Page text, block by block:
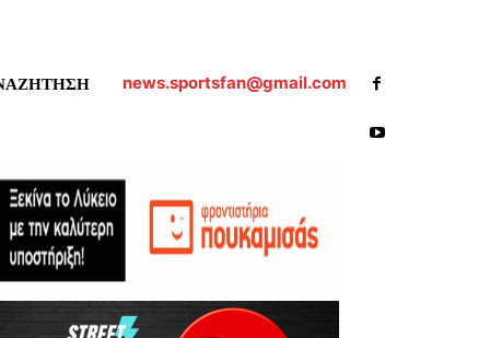
news.sportsfan@gmail.com